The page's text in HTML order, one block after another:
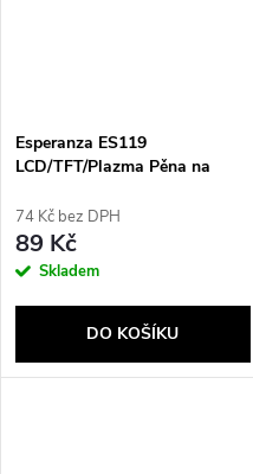
Esperanza ES119
LCD/TFT/Plazma Pěna na
74 Kč bez DPH
89 Kč
Skladem
DO KOŠÍKU